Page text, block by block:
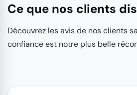
Ce que nos clients
Découvrez les avis de nos clients
confiance est notre plus belle